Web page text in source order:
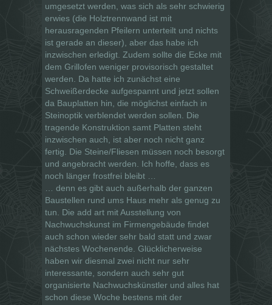
umgesetzt werden, was sich als sehr schwierig
erwies (die Holztrennwand ist mit
herausragenden Pfeilern unterteilt und nichts
ist gerade an dieser), aber das habe ich
inzwischen erledigt. Zudem sollte die Ecke mit
dem Grillofen weniger provisorisch gestaltet
werden. Da hatte ich zunächst eine
Schweißerdecke aufgespannt und jetzt sollen
da Bauplatten hin, die möglichst einfach in
Steinoptik verblendet werden sollen. Die
tragende Konstruktion samt Platten steht
inzwischen auch, ist aber noch nicht ganz
fertig. Die Steine/Fliesen müssen noch besorgt
und angebracht werden. Ich hoffe, dass es
noch länger frostfrei bleibt …
… denn es gibt auch außerhalb der ganzen
Baustellen rund ums Haus mehr als genug zu
tun. Die add art mit Ausstellung von
Nachwuchskunst im Firmengebäude findet
auch schon wieder sehr bald statt und zwar
nächstes Wochenende. Glücklicherweise
haben wir diesmal zwei nicht nur sehr
interessante, sondern auch sehr gut
organisierte Nachwuchskünstler und alles hat
schon diese Woche bestens mit der